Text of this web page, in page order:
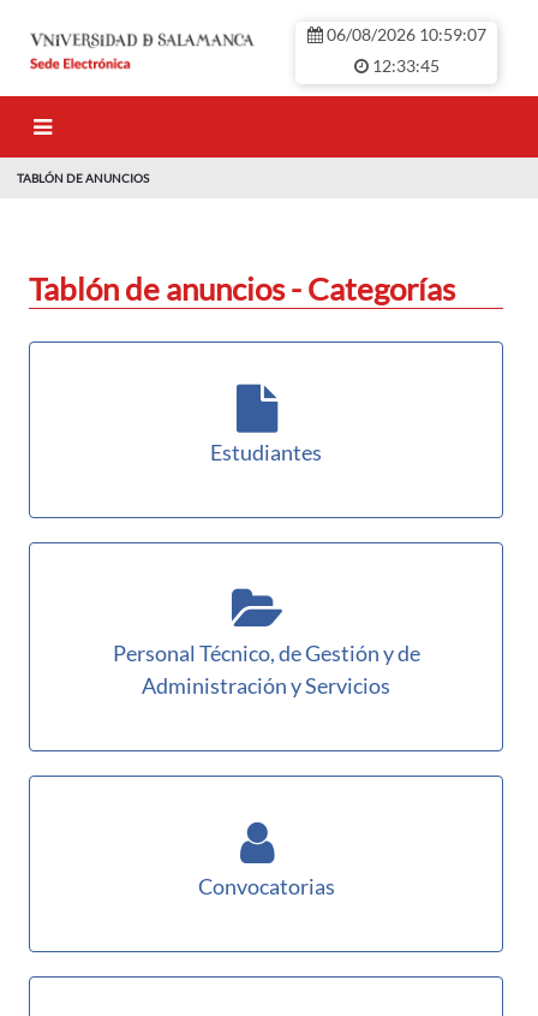
06/08/2026 10:59:07
12:33:45
TABLÓN DE ANUNCIOS
Tablón de anuncios - Categorías
Estudiantes
Personal Técnico, de Gestión y de
Administración y Servicios
Convocatorias